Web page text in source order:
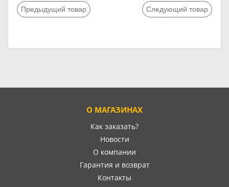
Предыдущий товар Следующий товар
О МАГАЗИНАХ
Как заказать?
Новости
О компании
Гарантия и возврат
Контакты